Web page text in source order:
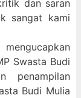
dan saran
sangat kami
Swasta Budi
penampilan
Budi Mulia